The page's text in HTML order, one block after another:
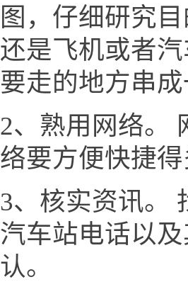
图，仔细研究
还是飞机或者
要走的地方串
2、熟用网络。
络要方便快捷得
3、核实资讯。
汽车站电话以
认。